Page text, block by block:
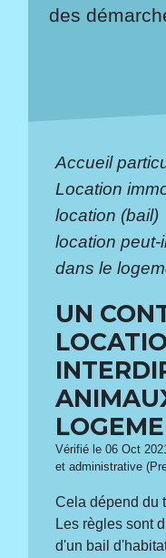
des
Accueil
Location
location (bail)
location
dans le
UN
Vérifié le 06 Oct
et administrative
Cela dépend du
Les règles sont
d'un bail